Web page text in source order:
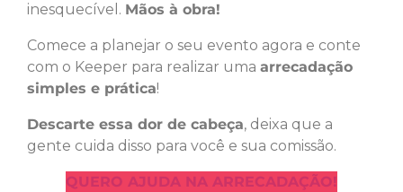
inesquecível. Mãos à obra!
Comece a planejar o seu evento agora e conte
com o Keeper para realizar uma arrecadação
simples e prática!
Descarte essa dor de cabeça, deixa que a
gente cuida disso para você e sua comissão.
QUERO AJUDA NA ARRECADAÇÃO!